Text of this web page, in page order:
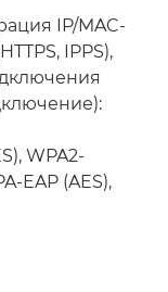
IP/MAC-
IPPS),
WPA2-
EAP (AES),